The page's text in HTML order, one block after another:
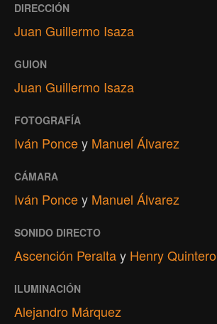
DIRECCIÓN
Juan Guillermo Isaza
GUION
Juan Guillermo Isaza
FOTOGRAFÍA
Iván Poncey Manuel Álvarez
CÁMARA
Iván Poncey Manuel Álvarez
SONIDO DIRECTO
Ascención Peraltay Henry Quintero
ILUMINACIÓN
Alejandro Márquez